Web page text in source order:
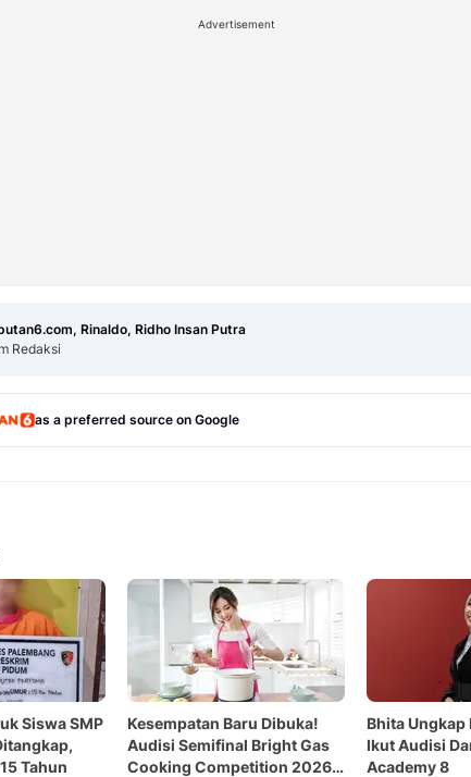
Advertisement
Rinaldo, Ridho Insan Putra
Redaksi
as a preferred source on Google
Siswa SMP
Tahun
Kesempatan Baru Dibuka!
Audisi Semifinal Bright Gas
Cooking Competition 2026
Bhita Ungkap
Ikut Audisi
Academy 8